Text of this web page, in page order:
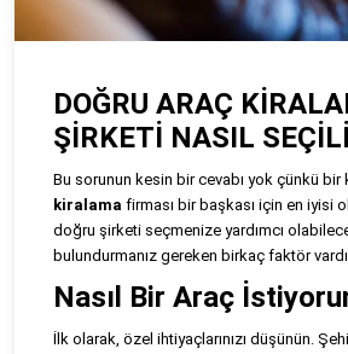
DOĞRU ARAÇ
ŞİRKETİ NASIL
Bu sorunun kesin bir cevabı yok çünkü bir
kiralama firması bir başkası için en iyisi
doğru şirketi seçmenize yardımcı
bulundurmanız gereken birkaç faktör
Nasıl Bir Araç
İlk olarak, özel ihtiyaçlarınızı düşünün.